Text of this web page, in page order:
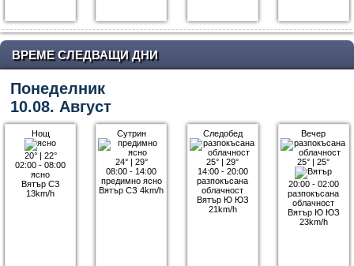
ВРЕМЕ СЛЕДВАЩИ ДНИ
Понеделник
10.08. Август
Нощ
20°| 22°
02:00 - 08:00
ясно
Вятър СЗ
13km/h
Сутрин
24°| 29°
08:00 - 14:00
предимно ясно
Вятър СЗ 4km/h
Следобед
25° |29°
14:00 - 20:00
разпокъсана
облачност
Вятър Ю ЮЗ
21km/h
Вечер
25° |25°
20:00 - 02:00
разпокъсана
облачност
Вятър Ю ЮЗ
23km/h